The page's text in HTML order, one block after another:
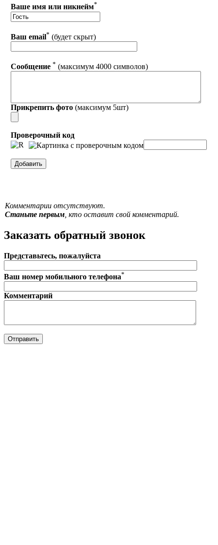
Ваше имя или никнейм*
Ваш email* (будет скрыт)
Сообщение * (максимум 4000 символов)
Прикрепить фото (максимум 5шт)
Проверочный код
Комментарии отсутствуют.
Станьте первым, кто оставит свой комментарий.
Заказать обратный звонок
Представьтесь, пожалуйста
Ваш номер мобильного телефона*
Комментарий